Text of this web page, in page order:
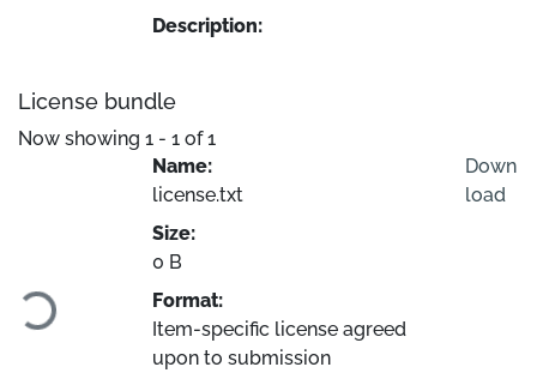
Description:
License bundle
Now showing 1 - 1 of 1
Loading...
Name:
license.txt
Size:
0 B
Format:
Item-specific license agreed
upon to submission
Down
load